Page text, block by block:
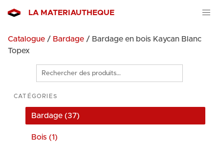
LA MATERIAUTHEQUE
Catalogue / Bardage / Bardage en bois Kaycan Blanc
Topex
Rechercher
des
produits
CATÉGORIES
Bardage (37)
Bois (1)